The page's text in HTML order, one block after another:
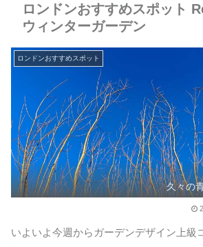
ロンドンおすすめスポット
ウィンターガーデン
ロンドンおすすめスポット
久々の
いよいよ今週からガーデンデザイン上級